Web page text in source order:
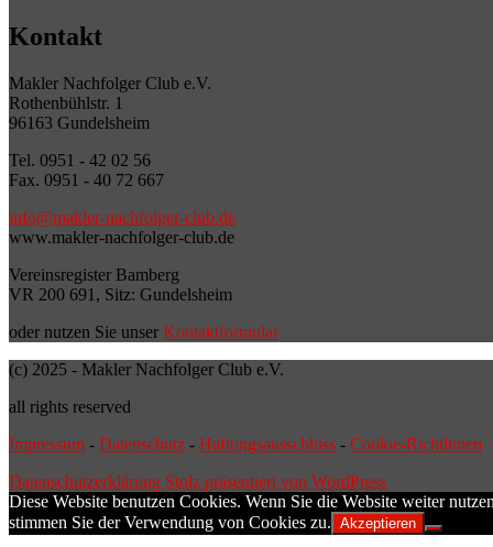
Kontakt
Makler Nachfolger Club e.V.
Rothenbühlstr. 1
96163 Gundelsheim
Tel. 0951 - 42 02 56
Fax. 0951 - 40 72 667
info@makler-nachfolger-club.de
www.makler-nachfolger-club.de
Vereinsregister Bamberg
VR 200 691, Sitz: Gundelsheim
oder nutzen Sie unser Kontaktformular
(c) 2025 - Makler Nachfolger Club e.V.
all rights reserved
Impressum - Datenschutz - Haftungsausschluss - Cookie-Richtlinien
Datenschutzerklärung Stolz präsentiert von WordPress
Diese Website benutzen Cookies. Wenn Sie die Website weiter
stimmen Sie der Verwendung von Cookies zu. Akzeptieren